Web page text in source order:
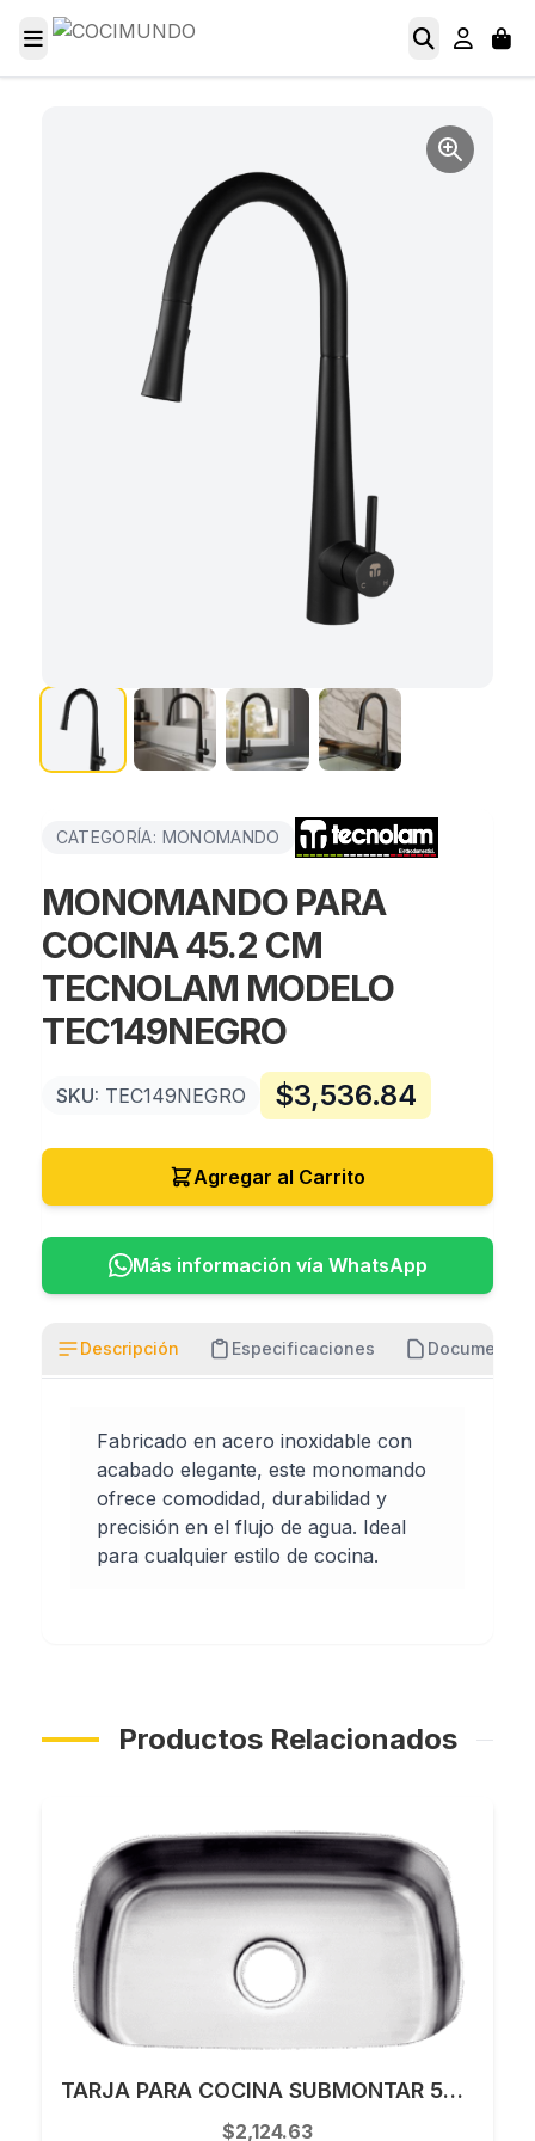
CATEGORÍA: MONOMANDO
MONOMANDO PARA
COCINA 45.2 CM
TECNOLAM MODELO
TEC149NEGRO
SKU: TEC149NEGRO $3,536.84
Agregar al Carrito
Más información vía WhatsApp
Descripción Especificaciones Documentos
Fabricado en acero inoxidable con
acabado elegante, este monomando
ofrece comodidad, durabilidad y
precisión en el flujo de agua. Ideal
para cualquier estilo de cocina.
Productos Relacionados
TARJA PARA COCINA SUBMONTAR 59 X 44 CM KELE MODELO KUS02318-6
$2,124.63